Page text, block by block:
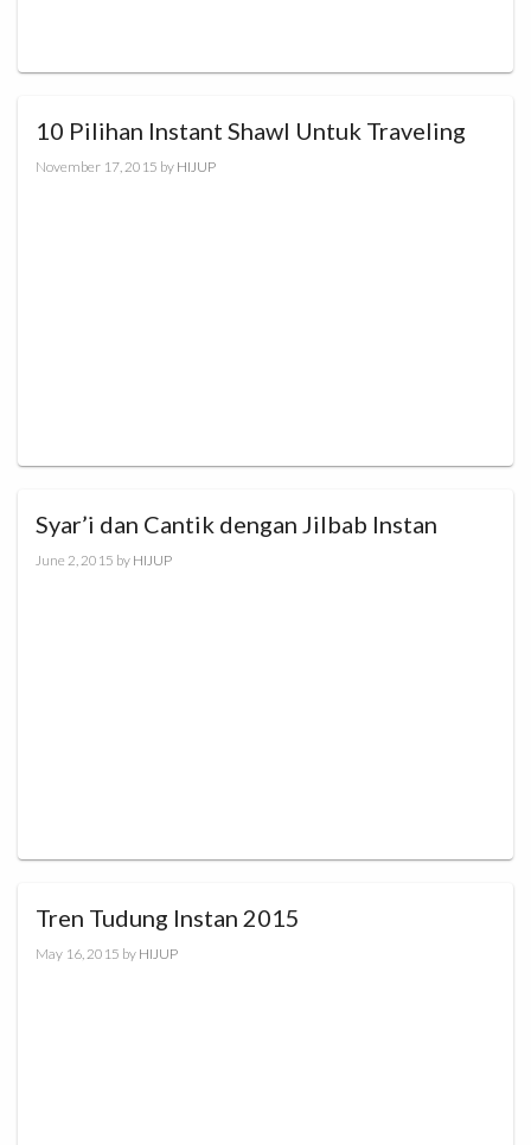
10 Pilihan Instant Shawl Untuk Traveling
November 17, 2015 by HIJUP
Syar’i dan Cantik dengan Jilbab Instan
June 2, 2015 by HIJUP
Tren Tudung Instan 2015
May 16, 2015 by HIJUP